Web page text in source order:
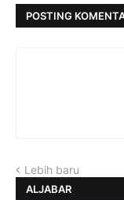
POSTING
Lebih baru
ALJABAR